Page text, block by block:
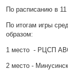
По расписанию в
По итогам игры
образом:
1 место - РЦСП
2 место -